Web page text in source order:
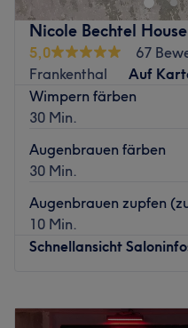
Nicole Bechtel
5,0
67
Frankenthal
Auf
Wimpern färben
30 Min.
Augenbrauen färben
30 Min.
Augenbrauen zupfen
10 Min.
Schnellansicht